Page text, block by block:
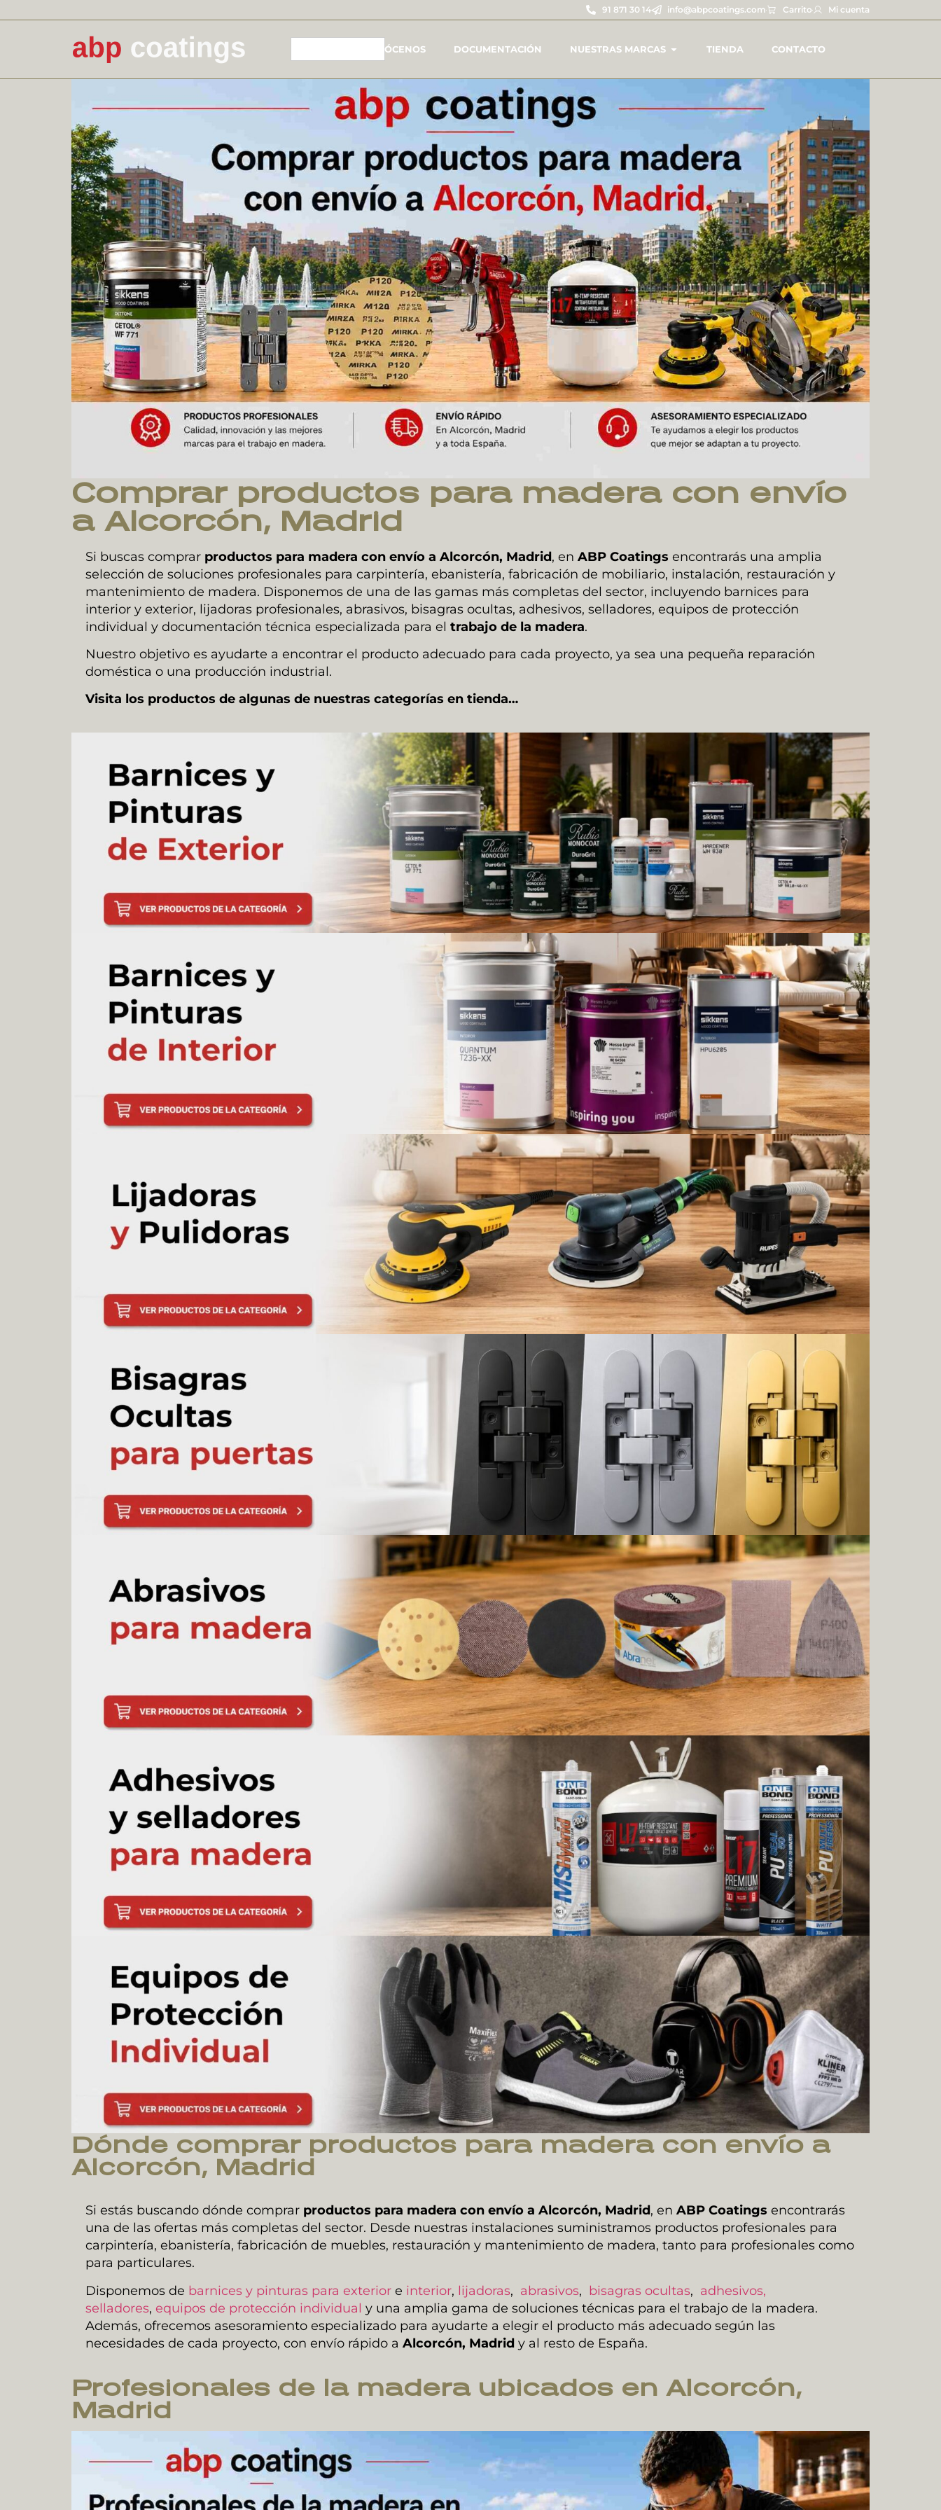
91 871 30 14 info@abpcoatings.com Carrito Mi cuenta
CONÓCENOS DOCUMENTACIÓN NUESTRAS MARCAS TIENDA CONTACTO
Comprar productos para madera con envío
a Alcorcón, Madrid
Si buscas comprar productos para madera con envío a Alcorcón, Madrid, en ABP Coatings encontrarás una amplia
selección de soluciones profesionales para carpintería, ebanistería, fabricación de mobiliario, instalación, restauración y
mantenimiento de madera. Disponemos de una de las gamas más completas del sector, incluyendo barnices para
interior y exterior, lijadoras profesionales, abrasivos, bisagras ocultas, adhesivos, selladores, equipos de protección
individual y documentación técnica especializada para el trabajo de la madera.
Nuestro objetivo es ayudarte a encontrar el producto adecuado para cada proyecto, ya sea una pequeña reparación
doméstica o una producción industrial.
Visita los productos de algunas de nuestras categorías en tienda…
Dónde comprar productos para madera con envío a
Alcorcón, Madrid
Si estás buscando dónde comprar productos para madera con envío a Alcorcón, Madrid, en ABP Coatings encontrarás
una de las ofertas más completas del sector. Desde nuestras instalaciones suministramos productos profesionales para
carpintería, ebanistería, fabricación de muebles, restauración y mantenimiento de madera, tanto para profesionales como
para particulares.
Disponemos de barnices y pinturas para exterior e interior, lijadoras, abrasivos, bisagras ocultas, adhesivos,
selladores, equipos de protección individual y una amplia gama de soluciones técnicas para el trabajo de la madera.
Además, ofrecemos asesoramiento especializado para ayudarte a elegir el producto más adecuado según las
necesidades de cada proyecto, con envío rápido a Alcorcón, Madrid y al resto de España.
Profesionales de la madera ubicados en Alcorcón,
Madrid